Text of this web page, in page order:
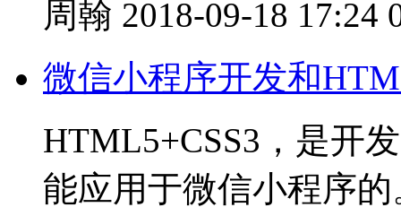
周翰 2018-09-18 17:24
微信小程序开发和
HTML5+CSS3，是开
能应用于微信小程序